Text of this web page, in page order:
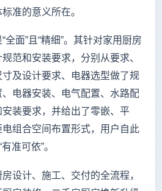
准的意义所在。
面”且“精细”。其针对家用厨房
范和安装要求，分别从要求、
及设计要求、电器选型做了规
电器安装、电气配置、水路配
装要求，并给出了零嵌、平
组合空间布置形式，用户自此
准可依”。
设计、施工、交付的全流程，